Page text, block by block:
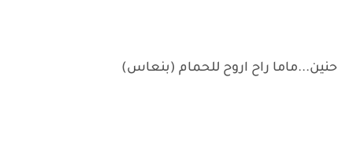
حنين...ماما راح اروح للحمام (بنعاس)